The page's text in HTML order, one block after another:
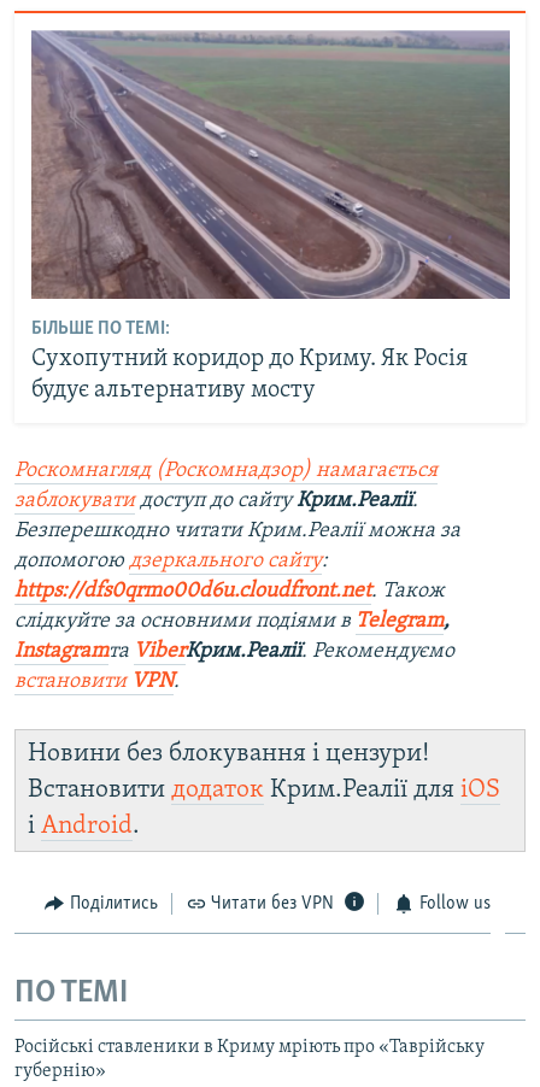
БІЛЬШЕ ПО ТЕМІ:
Сухопутний коридор до Криму. Як Росія
будує альтернативу мосту
Роскомнагляд (Роскомнадзор) намагається
заблокуватидоступ до сайтуКрим.Реалії.
Безперешкодно читати Крим.Реалії можна за
допомогою дзеркального сайту:
https://dfs0qrmo00d6u.cloudfront.net. Також
слідкуйте за основними подіями в Telegram,
Instagramта ViberКрим.Реалії. Рекомендуємо
встановити VPN.
Новини без блокування і цензури!
Встановити додаток Крим.Реалії для iOS
і Android.
Поділитись Читати без VPN Follow us
ПО ТЕМІ
Російські ставленики в Криму мріють про «Таврійську
губернію»